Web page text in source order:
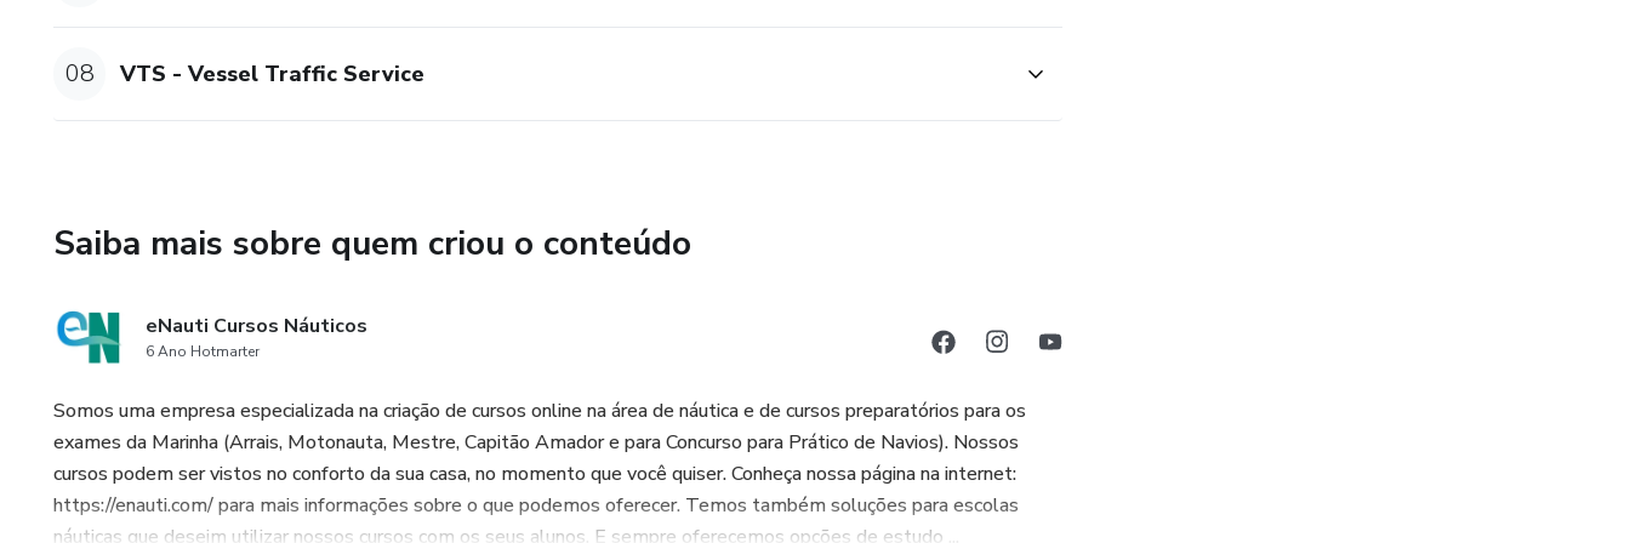
08 VTS - Vessel Traffic Service
Saiba mais sobre quem criou o conteúdo
eNauti Cursos Náuticos
6 Ano Hotmarter
Somos uma empresa especializada na criação de cursos online na área de náutica e de cursos preparatórios para os
exames da Marinha (Arrais, Motonauta, Mestre, Capitão Amador e para Concurso para Prático de Navios). Nossos
cursos podem ser vistos no conforto da sua casa, no momento que você quiser. Conheça nossa página na internet:
https://enauti.com/ para mais informações sobre o que podemos oferecer. Temos também soluções para escolas
náuticas que desejm utilizar nossos cursos com os seus alunos. E sempre oferecemos opções de estudo ...